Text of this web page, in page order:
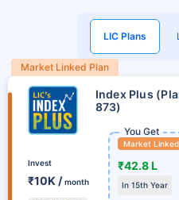
LIC Plans
Market Linked Plan
Index Plus
873)
Invest
₹10K /month
You Get
Market Linked
₹42.8 L
In 15th Year